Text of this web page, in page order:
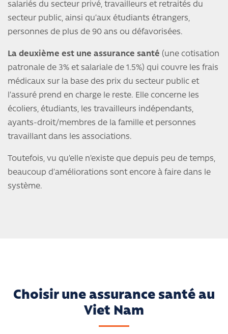
salariés du secteur privé, travailleurs et retraités du
secteur public, ainsi qu’aux étudiants étrangers,
personnes de plus de 90 ans ou défavorisées.
La deuxième est une assurance santé (une cotisation
patronale de 3% et salariale de 1.5%) qui couvre les frais
médicaux sur la base des prix du secteur public et
l’assuré prend en charge le reste. Elle concerne les
écoliers, étudiants, les travailleurs indépendants,
ayants-droit/membres de la famille et personnes
travaillant dans les associations.
Toutefois, vu qu’elle n’existe que depuis peu de temps,
beaucoup d’améliorations sont encore à faire dans le
système.
Choisir une assurance santé au
Viet Nam